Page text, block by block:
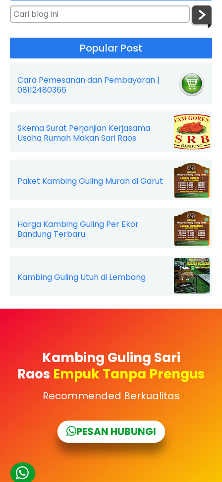
Popular Post
Cara Pemesanan dan Pembayaran |
08112480366
Skema Surat Perjanjian Kerjasama
Usaha Rumah Makan Sari Raos
Paket Kambing Guling Murah di Garut
Harga Kambing Guling Per Ekor
Bandung Terbaru
Kambing Guling Utuh di Lembang
Kambing Guling Sari
Raos Empuk Tanpa Prengus
Recommended Berkualitas
PESAN HUBUNGI